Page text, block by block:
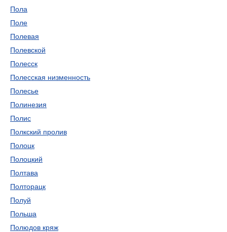
Пола
Поле
Полевая
Полевской
Полесск
Полесская низменность
Полесье
Полинезия
Полис
Полкский пролив
Полоцк
Полоцкий
Полтава
Полторацк
Полуй
Польша
Полюдов кряж